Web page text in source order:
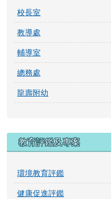
校長室
教導處
輔導室
總務處
龍壽附幼
教育評鑑及專案
環境教育評鑑
健康促進評鑑